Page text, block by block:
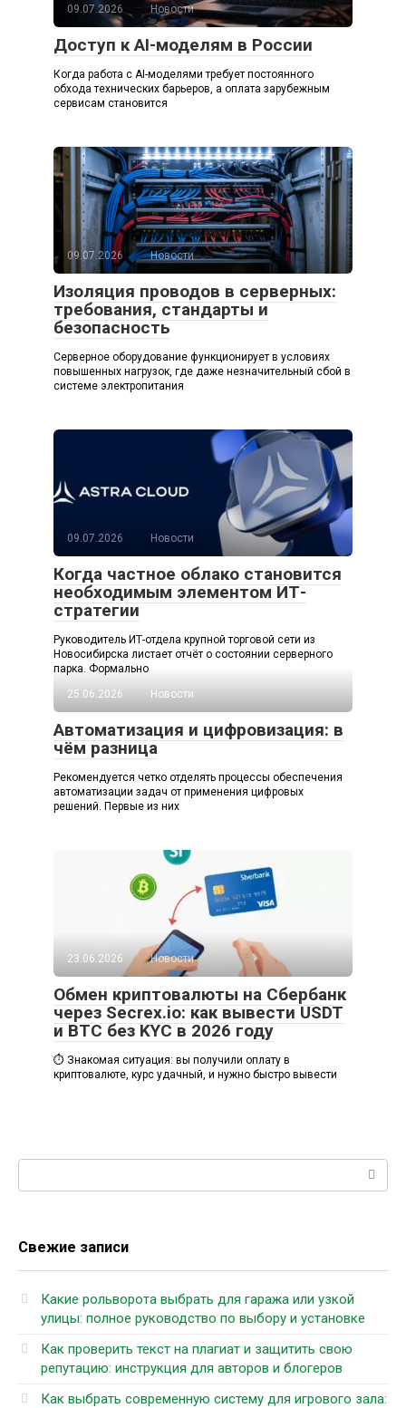
09.07.2026 Новости
Доступ к AI-моделям в России
Когда работа с AI-моделями требует постоянного
обхода технических барьеров, а оплата зарубежным
сервисам становится
09.07.2026 Новости
Изоляция проводов в серверных:
требования, стандарты и
безопасность
Серверное оборудование функционирует в условиях
повышенных нагрузок, где даже незначительный сбой в
системе электропитания
09.07.2026 Новости
Когда частное облако становится
необходимым элементом ИТ-
стратегии
Руководитель ИТ-отдела крупной торговой сети из
Новосибирска листает отчёт о состоянии серверного
парка. Формально
25.06.2026
Новости
Автоматизация и цифровизация: в
чём разница
Рекомендуется четко отделять процессы обеспечения
автоматизации задач от применения цифровых
решений. Первые из них
23.06.2026 Новости
Обмен криптовалюты на Сбербанк
через Secrex.io: как вывести USDT
и BTC без KYC в 2026 году
⏱️ Знакомая ситуация: вы получили оплату в
криптовалюте, курс удачный, и нужно быстро вывести
Свежие записи
Какие рольворота выбрать для гаража или узкой
улицы: полное руководство по выбору и установке
Как проверить текст на плагиат и защитить свою
репутацию: инструкция для авторов и блогеров
Как выбрать современную систему для игрового зала: